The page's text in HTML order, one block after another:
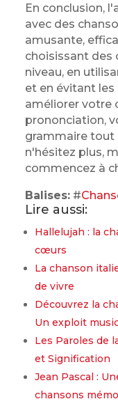
En conclusion,
avec des
amusante,
choisissant des
niveau, en
et en évitant les
améliorer votre
prononciation,
grammaire tout
n'hésitez plus,
commencez à
Balises:#
Lire aussi:
Hallelujah : la
cœurs
La chanson
de vivre
Découvrez la
Un exploit
Les Paroles de
et Signification
Jean Pascal :
chansons